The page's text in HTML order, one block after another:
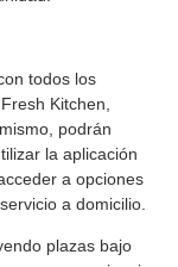
todos los
Kitchen,
podrán
la aplicación
a opciones
a domicilio.
plazas bajo